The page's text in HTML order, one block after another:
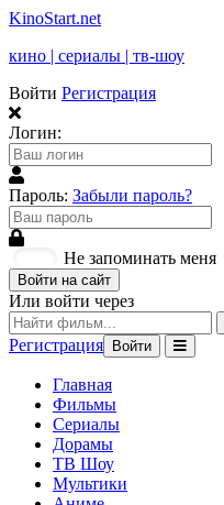
KinoStart.net
кино | сериалы | тв-шоу
Войти Регистрация
Логин:
Пароль: Забыли пароль?
Не запоминать меня
Войти на сайт
Или войти через
Регистрация Войти
Главная
Фильмы
Сериалы
Дорамы
ТВ Шоу
Мультики